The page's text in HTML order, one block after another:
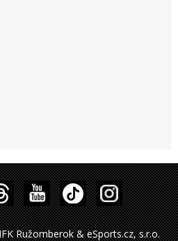
Ružomberok & eSports.cz, s.r.o.